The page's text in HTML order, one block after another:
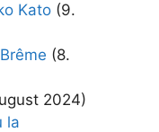
Kato (9.
(8.
2024)
la